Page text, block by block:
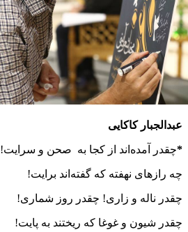
عبدالجبار کاکایی
*چقدر آمده‌اند از کجا به صحن و سرایت!
چقدر ناله و زاری! چقدر روز شماری!‎
چقدر شیون و غوغا که ریختند به پایت!